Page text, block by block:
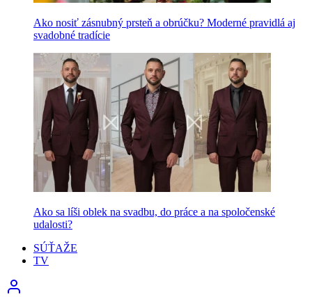
Ako nosiť zásnubný prsteň a obrúčku? Moderné pravidlá aj
svadobné tradície
Ako sa líši oblek na svadbu, do práce a na spoločenské
udalosti?
SÚŤAŽE
TV